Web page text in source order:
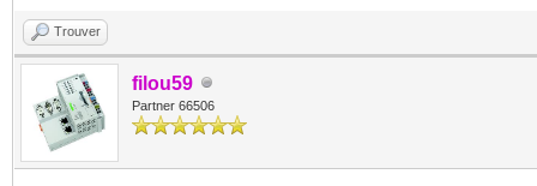
Trouver
filou59
Partner 66506